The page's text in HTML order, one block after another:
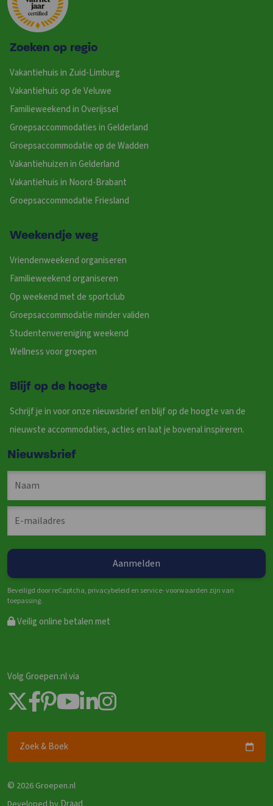
Zoeken op regio
Vakantiehuis in Zuid-Limburg
Vakantiehuis op de Veluwe
Familieweekend in Overijssel
Groepsaccommodaties in Gelderland
Groepsaccommodatie op de Wadden
Vakantiehuizen in Gelderland
Vakantiehuis in Noord-Brabant
Groepsaccommodatie Friesland
Weekendje weg
Vriendenweekend organiseren
Familieweekend organiseren
Op weekend met de sportclub
Groepsaccommodatie minder validen
Studentenvereniging weekend
Wellness voor groepen
Blijf op de hoogte
Schrijf je in voor onze nieuwsbrief en blijf op de hoogte van de
nieuwste accommodaties, acties en laat je bovenal inspireren.
Nieuwsbrief
Beveiligd door reCaptcha, privacybeleid en service- voorwaarden zijn van
toepassing.
Veilig online betalen met
Volg Groepen.nl via
Zoek & Boek
© 2026 Groepen.nl